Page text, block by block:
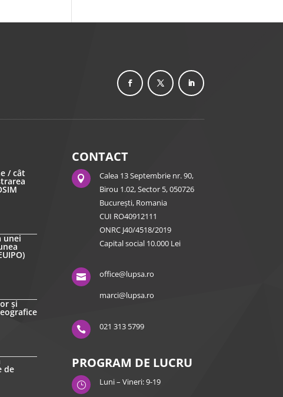
/ cât
unei
și
de
CONTACT

Calea 13 Septembrie nr. 90,
Birou 1.02, Sector 5, 050726
București, Romania
CUI RO40912111
ONRC J40/4518/2019
Capital social 10.000 Lei

office@lupsa.ro
marci@lupsa.ro
 021 313 5799
PROGRAM DE LUCRU
} Luni – Vineri: 9-19